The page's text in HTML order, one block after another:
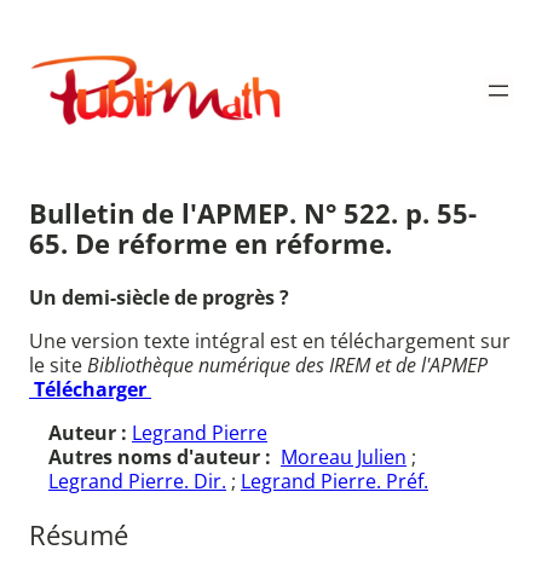
contenu
Publimath
Bulletin de l'APMEP. N° 522. p. 55-
65. De réforme en réforme.
Un demi-siècle de progrès ?
Une version texte intégral est en téléchargement sur
le siteBibliothèque numérique des IREM et de l'APMEP
Télécharger
Auteur : Legrand Pierre
Autres noms d'auteur : Moreau Julien ;
Legrand Pierre. Dir. ; Legrand Pierre. Préf.
Résumé